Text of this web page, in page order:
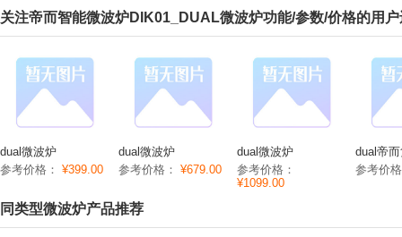
关注帝而智能微波炉DIK01_DUAL微波炉功能/参数/价格的用
dual微波炉
DIK37_DUAL微波炉
功能/参数/价格
参考价格： ¥399.00
dual微波炉
DIK22_DUAL微波炉
功能/参数/价格
参考价格： ¥679.00
dual微波炉
dik18_DUAL微波炉
功能/参数/价格
参考价格：
¥1099.00
dual帝
波炉
价格
参考价
同类型微波炉产品推荐